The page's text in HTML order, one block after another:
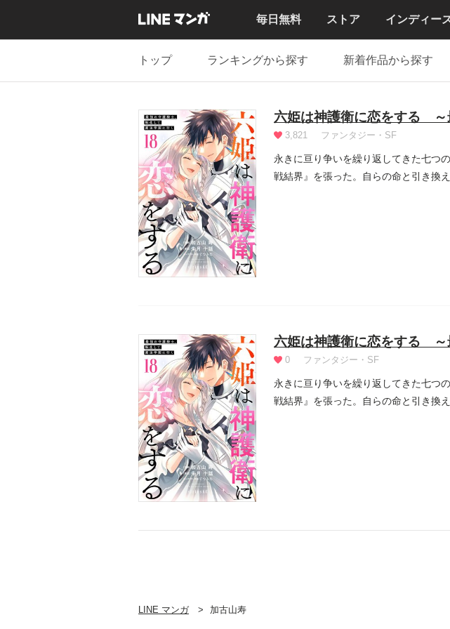
毎日無料 ストア インディー
トップ ランキングから探す 新着作品から探す
六姫は神護衛に恋をする ～
3,821 ファンタジー・SF
永きに亘り争いを繰り返してきた七つ
戦結界』を張った。自らの命と引き換
六姫は神護衛に恋をする ～
0 ファンタジー・SF
永きに亘り争いを繰り返してきた七つ
戦結界』を張った。自らの命と引き換
LINE マンガ 加古山寿